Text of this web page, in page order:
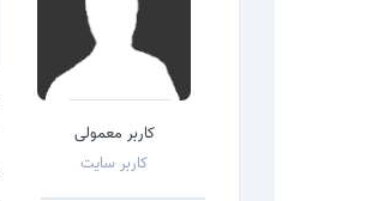
کاربر معمولی
کاربر سایت